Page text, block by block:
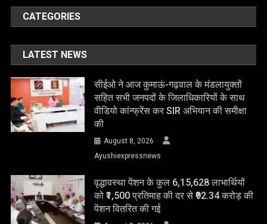
CATEGORIES
LATEST NEWS
सीईओ ने आज कुमाऊं-गढ़वाल के मंडलायुक्तों
सहित सभी जनपदों के जिलाधिकारियों के साथ
वीडियो कांन्फ्रेंस कर SIR अभियान की समीक्षा
की
August 8, 2026
Ayushiexpressnews
वृद्धावस्था पेंशन के कुल 6,15,628 लाभार्थियों
को ₹1,500 प्रतिमाह की दर से ₹92.34 करोड़ की
पेंशन वितरित की गई